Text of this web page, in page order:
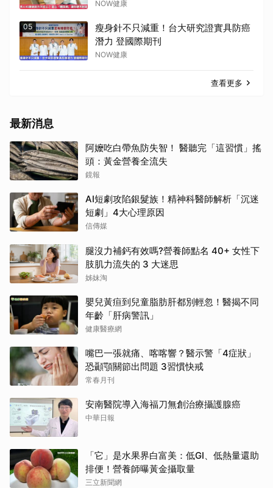
NOW健康
05
瘦身針不只減重！台大研究證實具防癌
潛力 登國際期刊
NOW健康
查看更多
最新消息
阿嬤吃白帶魚防失智！ 醫聽完「這習慣」搖
頭：黃金營養全流失
鏡報
AI短劇攻陷銀髮族！精神科醫師解析「沉迷
短劇」4大心理原因
信傳媒
腿沒力補鈣有效嗎?營養師點名 40+ 女性下
肢肌力流失的 3 大迷思
姊妹淘
嬰兒黃疸到兒童脂肪肝都別輕忽！醫揭不同
年齡「肝病警訊」
健康醫療網
嘴巴一張就痛、喀喀響？醫示警「4症狀」
恐顳顎關節出問題 3習慣快戒
常春月刊
安南醫院導入海福刀無創治療攝護腺癌
中華日報
「它」是水果界白富美：低GI、低熱量還助
排便！營養師曝黃金攝取量
三立新聞網